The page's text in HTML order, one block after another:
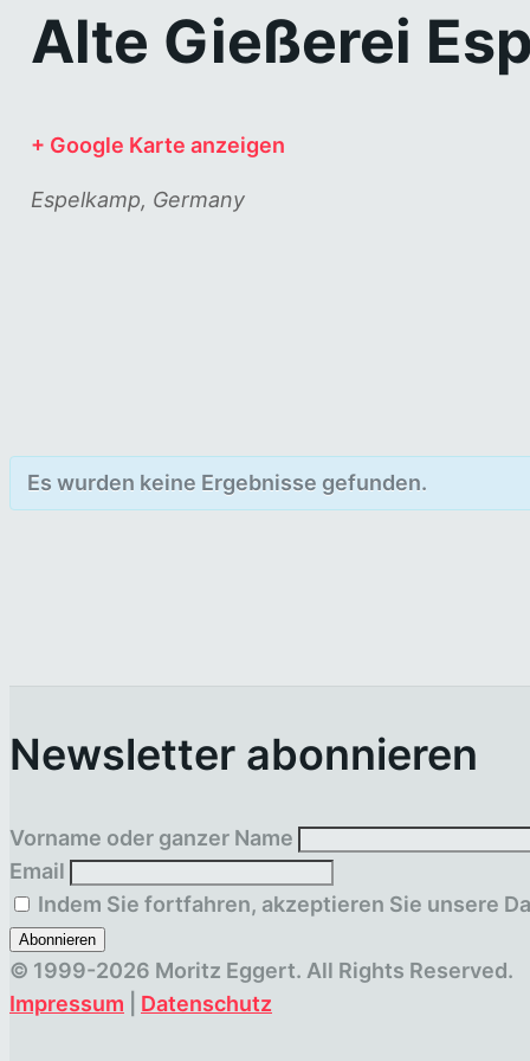
Alte Gießerei
+ Google Karte anzeigen
Espelkamp, Germany
Es wurden keine Ergebnisse gefunden.
Newsletter abonnieren
Vorname oder ganzer Name
Email
Indem Sie fortfahren, akzeptieren Sie unsere
© 1999-2026 Moritz Eggert. All Rights Reserved.
Impressum
Datenschutz